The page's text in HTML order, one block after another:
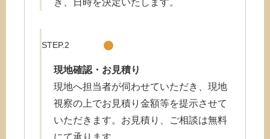
STEP.2
現地確認・お見積り
現地へ担当者が伺わせていただき、現地
視察の上でお見積り金額等を提示させて
いただきます。お見積り、ご相談は無料
にて承ります。